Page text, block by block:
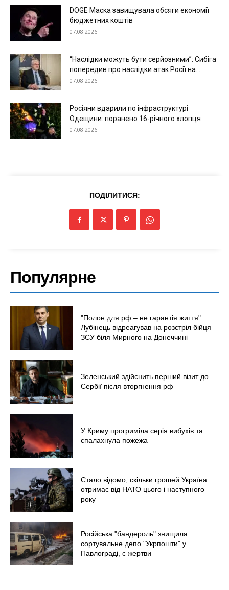
Меню
Київ
Україна
Економіка
DOGE Маска завищувала обсяги економії
бюджетних коштів
07.08.2026
“Наслідки можуть бути серйозними”: Сибіга
попередив про наслідки атак Росії на...
07.08.2026
Росіяни вдарили по інфраструктурі
Одещини: поранено 16-річного хлопця
07.08.2026
ПОДІЛИТИСЯ:
Популярне
"Полон для рф – не гарантія життя":
Лубінець відреагував на розстріл бійця
ЗСУ біля Мирного на Донеччині
Зеленський здійснить перший візит до
Сербії після вторгнення рф
У Криму прогриміла серія вибухів та
спалахнула пожежа
Стало відомо, скільки грошей Україна
отримає від НАТО цього і наступного
року
Російська "бандероль" знищила
сортувальне депо "Укрпошти" у
Павлограді, є жертви